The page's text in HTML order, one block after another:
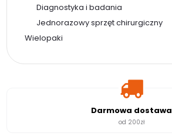
Diagnostyka i badania
Jednorazowy sprzęt chirurgiczny
Wielopaki
Darmowa dostawa
od 200zł